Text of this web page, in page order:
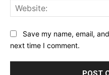
Save my name, email,
next time I comment.